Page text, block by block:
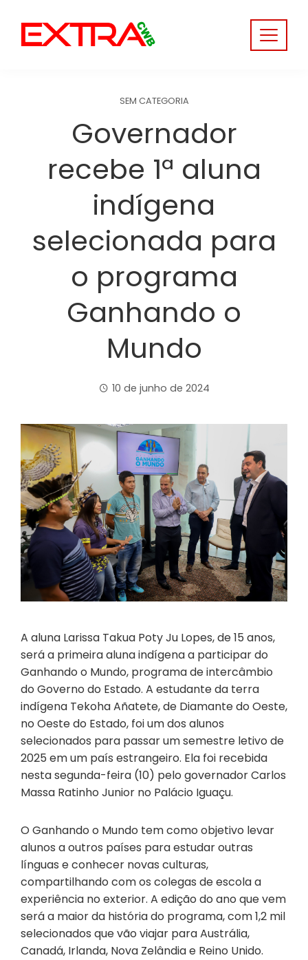
content
SEM CATEGORIA
Governador
recebe 1ª aluna
indígena
selecionada para
o programa
Ganhando o
Mundo
10 de junho de 2024
A aluna Larissa Takua Poty Ju Lopes, de 15 anos,
será a primeira aluna indígena a participar do
Ganhando o Mundo, programa de intercâmbio
do Governo do Estado. A estudante da terra
indígena Tekoha Añatete, de Diamante do Oeste,
no Oeste do Estado, foi um dos alunos
selecionados para passar um semestre letivo de
2025 em um país estrangeiro. Ela foi recebida
nesta segunda-feira (10) pelo governador Carlos
Massa Ratinho Junior no Palácio Iguaçu.
O Ganhando o Mundo tem como objetivo levar
alunos a outros países para estudar outras
línguas e conhecer novas culturas,
compartilhando com os colegas de escola a
experiência no exterior. A edição do ano que vem
será a maior da história do programa, com 1,2 mil
selecionados que vão viajar para Austrália,
Canadá, Irlanda, Nova Zelândia e Reino Unido.